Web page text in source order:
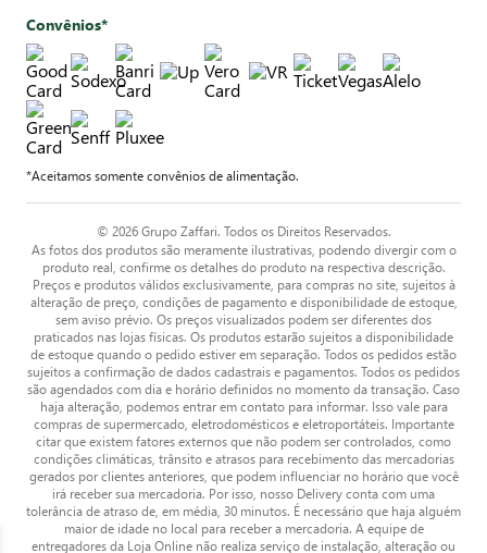
Convênios*
*Aceitamos somente convênios de alimentação.
© 2026 Grupo Zaffari. Todos os Direitos Reservados.
As fotos dos produtos são meramente ilustrativas, podendo divergir com o
produto real, confirme os detalhes do produto na respectiva descrição.
Preços e produtos válidos exclusivamente, para compras no site, sujeitos à
alteração de preço, condições de pagamento e disponibilidade de estoque,
sem aviso prévio. Os preços visualizados podem ser diferentes dos
praticados nas lojas físicas. Os produtos estarão sujeitos a disponibilidade
de estoque quando o pedido estiver em separação. Todos os pedidos estão
sujeitos a confirmação de dados cadastrais e pagamentos. Todos os pedidos
são agendados com dia e horário definidos no momento da transação. Caso
haja alteração, podemos entrar em contato para informar. Isso vale para
compras de supermercado, eletrodomésticos e eletroportáteis. Importante
citar que existem fatores externos que não podem ser controlados, como
condições climáticas, trânsito e atrasos para recebimento das mercadorias
gerados por clientes anteriores, que podem influenciar no horário que você
irá receber sua mercadoria. Por isso, nosso Delivery conta com uma
tolerância de atraso de, em média, 30 minutos. É necessário que haja alguém
maior de idade no local para receber a mercadoria. A equipe de
entregadores da Loja Online não realiza serviço de instalação, alteração ou